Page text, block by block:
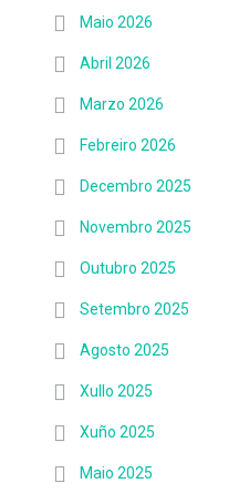
Maio 2026
Abril 2026
Marzo 2026
Febreiro 2026
Decembro 2025
Novembro 2025
Outubro 2025
Setembro 2025
Agosto 2025
Xullo 2025
Xuño 2025
Maio 2025